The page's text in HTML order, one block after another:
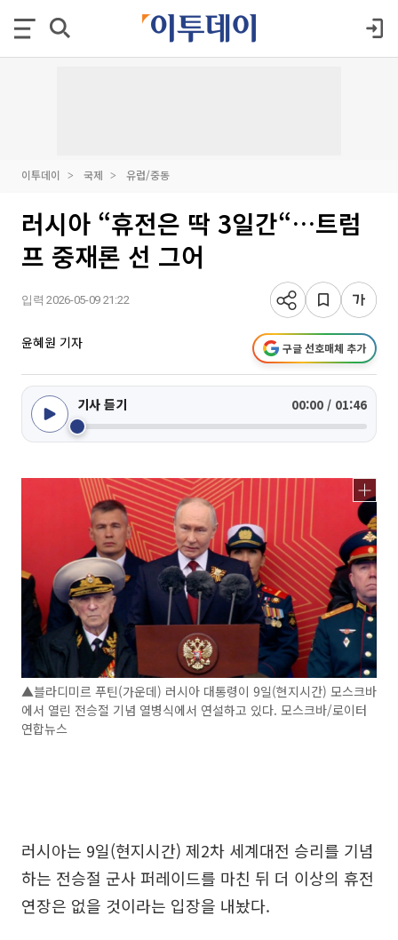
이투데이 국제 유럽/중동
러시아 “휴전은 딱 3일간“…트럼
프 중재론 선 그어
입력 2026-05-09 21:22
윤혜원 기자 구글 선호매체 추가
기사 듣기 00:00 / 01:46
▲블라디미르 푸틴(가운데) 러시아 대통령이 9일(현지시간) 모스크바
에서 열린 전승절 기념 열병식에서 연설하고 있다. 모스크바/로이터
연합뉴스
러시아는 9일(현지시간) 제2차 세계대전 승리를 기념
하는 전승절 군사 퍼레이드를 마친 뒤 더 이상의 휴전
연장은 없을 것이라는 입장을 내놨다.